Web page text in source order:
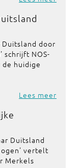
Duitsland door
schrijft NOS-
huidige
Lees meer
Duitsland
ogen' vertelt
Merkels